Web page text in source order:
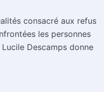
consacré aux refus
les personnes
Descamps donne